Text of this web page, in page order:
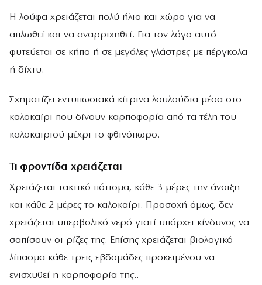
Η λούφα χρειάζεται πολύ ήλιο και χώρο για να
απλωθεί και να αναρριχηθεί. Για τον λόγο αυτό
φυτεύεται σε κήπο ή σε μεγάλες γλάστρες με πέργκολα
ή δίχτυ.
Σχηματίζει εντυπωσιακά κίτρινα λουλούδια μέσα στο
καλοκαίρι που δίνουν καρποφορία από τα τέλη του
καλοκαιριού μέχρι το φθινόπωρο.
Τι φροντίδα χρειάζεται
Χρειάζεται τακτικό πότισμα, κάθε 3 μέρες την άνοιξη
και κάθε 2 μέρες το καλοκαίρι. Προσοχή όμως, δεν
χρειάζεται υπερβολικό νερό γιατί υπάρχει κίνδυνος να
σαπίσουν οι ρίζες της. Επίσης χρειάζεται βιολογικό
λίπασμα κάθε τρεις εβδομάδες προκειμένου να
ενισχυθεί η καρποφορία της..